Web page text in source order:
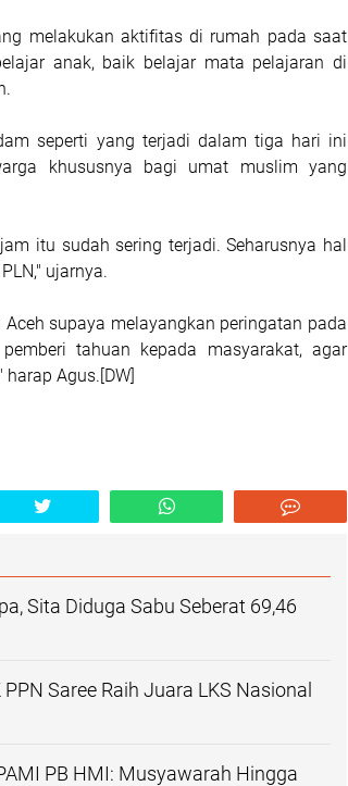
melakukan aktifitas di rumah pada saat
anak, baik belajar mata pelajaran di
seperti yang terjadi dalam tiga hari ini
khususnya bagi umat muslim yang
itu sudah sering terjadi. Seharusnya hal
ujarnya.
supaya melayangkan peringatan pada
tahuan kepada masyarakat, agar
Agus.[DW]
Sita Diduga Sabu Seberat 69,46
Saree Raih Juara LKS Nasional
PB HMI: Musyawarah Hingga